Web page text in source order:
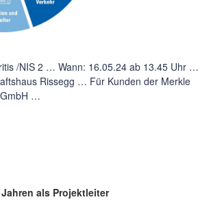
/NIS 2 … Wann: 16.05.24 ab 13.45 Uhr …
Rissegg … Für Kunden der Merkle
…
als Projektleiter